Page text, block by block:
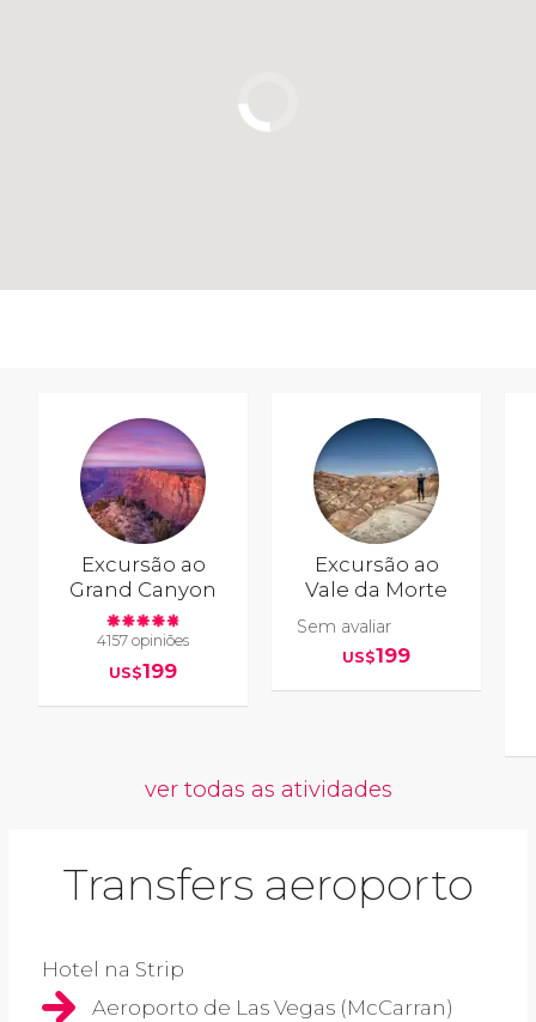
Excursão ao
Grand Canyon
4157 opiniões
US$199
Excursão ao
Vale da Morte
Sem avaliar
US$199
ver todas as atividades
Transfers aeroporto
Hotel na Strip
Aeroporto de Las Vegas (McCarran)